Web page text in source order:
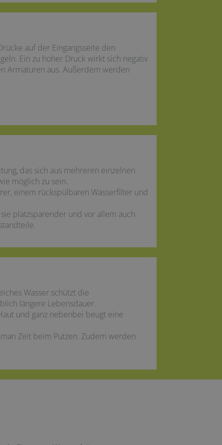
auf der Eingangsseite den
Ein zu hoher Druck wirkt sich negativ
Armaturen aus. Außerdem werden
das sich aus mehreren einzelnen
möglich zu sein.
einem rückspülbaren Wasserfilter und
platzsparender und vor allem auch
Wasser schützt die
längere Lebensdauer.
und ganz nebenbei beugt eine
Zeit beim Putzen. Zudem werden